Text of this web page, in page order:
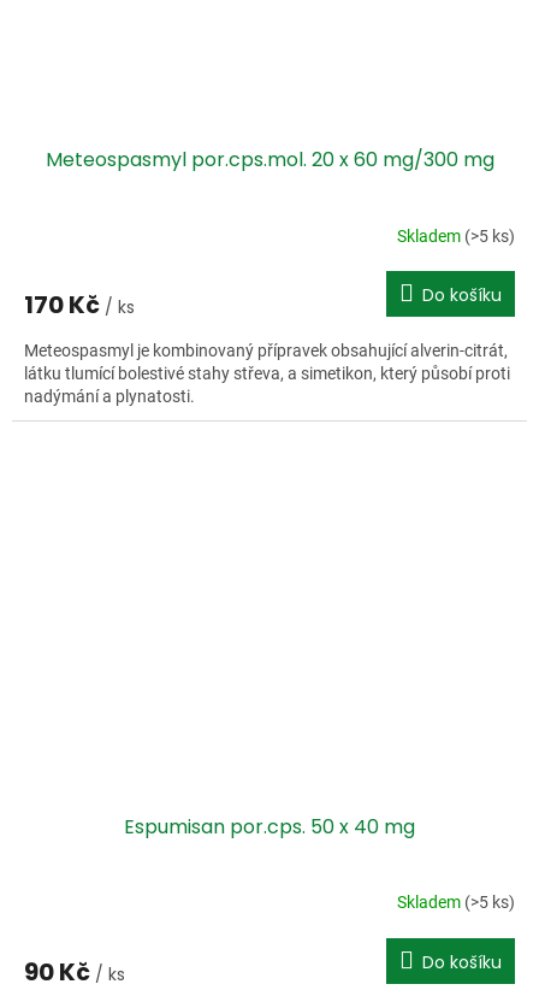
Meteospasmyl por.cps.mol. 20 x 60 mg/300 mg
Skladem (>5 ks)
170 Kč / ks Do košíku
Meteospasmyl je kombinovaný přípravek obsahující alverin-citrát,
látku tlumící bolestivé stahy střeva, a simetikon, který působí proti
nadýmání a plynatosti.
Espumisan por.cps. 50 x 40 mg
Skladem (>5 ks)
90 Kč / ks Do košíku